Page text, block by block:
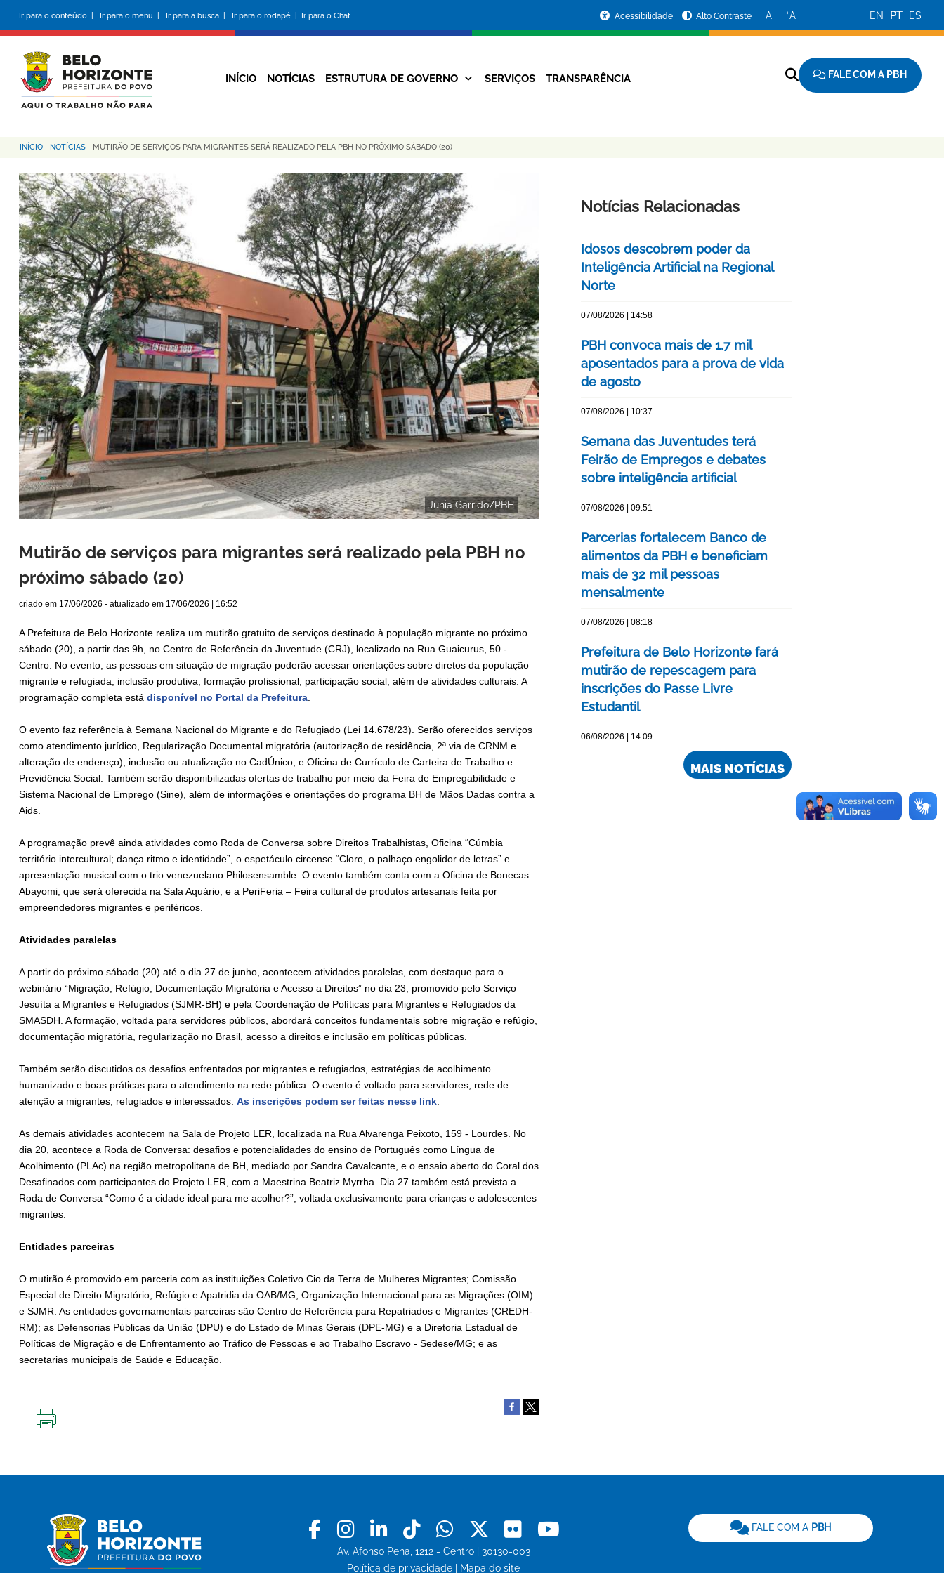
conteúdo
principal
Ir para o conteúdo | Ir para o menu | Ir para a busca | Ir para o rodapé | Ir para o Chat
da
Prefeitura
Acessibilidade Alto Contraste −A +A EN PT ES
Navegação
INÍCIO NOTÍCIAS ESTRUTURA DE GOVERNO SERVIÇOS TRANSPARÊNCIA FALE COM A PBH
Trilha
de
navegação
INÍCIO - NOTÍCIAS - MUTIRÃO DE SERVIÇOS PARA MIGRANTES SERÁ REALIZADO PELA PBH NO PRÓXIMO SÁBADO (20)
Junia Garrido/PBH
Mutirão de serviços para migrantes será realizado pela PBH no
próximo sábado (20)
criado em 17/06/2026 - atualizado em 17/06/2026 | 16:52
A Prefeitura de Belo Horizonte realiza um mutirão gratuito de serviços destinado à população migrante no próximo
sábado (20), a partir das 9h, no Centro de Referência da Juventude (CRJ), localizado na Rua Guaicurus, 50 -
Centro. No evento, as pessoas em situação de migração poderão acessar orientações sobre diretos da população
migrante e refugiada, inclusão produtiva, formação profissional, participação social, além de atividades culturais. A
programação completa está disponível no Portal da Prefeitura.
O evento faz referência à Semana Nacional do Migrante e do Refugiado (Lei 14.678/23). Serão oferecidos serviços
como atendimento jurídico, Regularização Documental migratória (autorização de residência, 2ª via de CRNM e
alteração de endereço), inclusão ou atualização no CadÚnico, e Oficina de Currículo de Carteira de Trabalho e
Previdência Social. Também serão disponibilizadas ofertas de trabalho por meio da Feira de Empregabilidade e
Sistema Nacional de Emprego (Sine), além de informações e orientações do programa BH de Mãos Dadas contra a
Aids.
A programação prevê ainda atividades como Roda de Conversa sobre Direitos Trabalhistas, Oficina “Cúmbia
território intercultural; dança ritmo e identidade”, o espetáculo circense “Cloro, o palhaço engolidor de letras” e
apresentação musical com o trio venezuelano Philosensamble. O evento também conta com a Oficina de Bonecas
Abayomi, que será oferecida na Sala Aquário, e a PeriFeria – Feira cultural de produtos artesanais feita por
empreendedores migrantes e periféricos.
Atividades paralelas
A partir do próximo sábado (20) até o dia 27 de junho, acontecem atividades paralelas, com destaque para o
webinário “Migração, Refúgio, Documentação Migratória e Acesso a Direitos” no dia 23, promovido pelo Serviço
Jesuíta a Migrantes e Refugiados (SJMR-BH) e pela Coordenação de Políticas para Migrantes e Refugiados da
SMASDH. A formação, voltada para servidores públicos, abordará conceitos fundamentais sobre migração e refúgio,
documentação migratória, regularização no Brasil, acesso a direitos e inclusão em políticas públicas.
Também serão discutidos os desafios enfrentados por migrantes e refugiados, estratégias de acolhimento
humanizado e boas práticas para o atendimento na rede pública. O evento é voltado para servidores, rede de
atenção a migrantes, refugiados e interessados. As inscrições podem ser feitas nesse link.
As demais atividades acontecem na Sala de Projeto LER, localizada na Rua Alvarenga Peixoto, 159 - Lourdes. No
dia 20, acontece a Roda de Conversa: desafios e potencialidades do ensino de Português como Língua de
Acolhimento (PLAc) na região metropolitana de BH, mediado por Sandra Cavalcante, e o ensaio aberto do Coral dos
Desafinados com participantes do Projeto LER, com a Maestrina Beatriz Myrrha. Dia 27 também está prevista a
Roda de Conversa “Como é a cidade ideal para me acolher?”, voltada exclusivamente para crianças e adolescentes
migrantes.
Entidades parceiras
O mutirão é promovido em parceria com as instituições ⁠Coletivo Cio da Terra de Mulheres Migrantes; ⁠Comissão
Especial de Direito Migratório, Refúgio e Apatridia da OAB/MG; ⁠Organização Internacional para as Migrações (OIM)
e SJMR. As entidades governamentais parceiras são ⁠Centro de Referência para Repatriados e Migrantes (CREDH-
RM); as Defensorias Públicas da União (DPU) e do Estado de Minas Gerais (DPE-MG) e a ⁠Diretoria Estadual de
Políticas de Migração e de Enfrentamento ao Tráfico de Pessoas e ao Trabalho Escravo - Sedese/MG; e as
secretarias municipais de Saúde e Educação.
Notícias Relacionadas
Idosos descobrem poder da
Inteligência Artificial na Regional
Norte
07/08/2026 | 14:58
PBH convoca mais de 1,7 mil
aposentados para a prova de vida
de agosto
07/08/2026 | 10:37
Semana das Juventudes terá
Feirão de Empregos e debates
sobre inteligência artificial
07/08/2026 | 09:51
Parcerias fortalecem Banco de
alimentos da PBH e beneficiam
mais de 32 mil pessoas
mensalmente
07/08/2026 | 08:18
Prefeitura de Belo Horizonte fará
mutirão de repescagem para
inscrições do Passe Livre
Estudantil
06/08/2026 | 14:09
MAIS NOTÍCIAS
Facebook
Instagram
LinkedinTiktokWhatsapp
X Flickr
Av. Afonso Pena, 1212 - Centro | 30130-003
Política de privacidade
Mapa do site
FALE COM A PBH